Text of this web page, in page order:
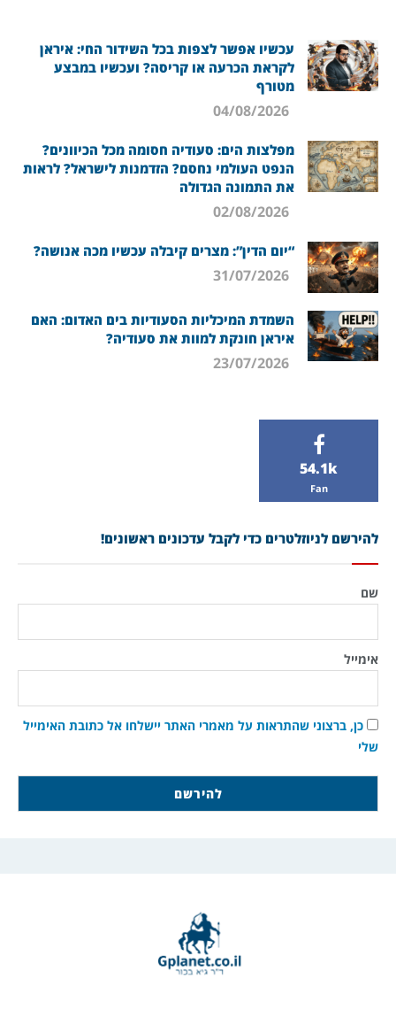
עכשיו אפשר לצפות בכל השידור החי: איראן
לקראת הכרעה או קריסה? ועכשיו במבצע
מטורף
מפלצות הים: סעודיה חסומה מכל הכיוונים?
הנפט העולמי נחסם? הזדמנות לישראל? לראות
את התמונה הגדולה
“יום הדין”: מצרים קיבלה עכשיו מכה אנושה?
השמדת המיכליות הסעודיות בים האדום: האם
איראן חונקת למוות את סעודיה?
54.1k
Fan
להירשם לניוזלטרים כדי לקבל עדכונים ראשונים!
שם
אימייל
כן, ברצוני שהתראות על מאמרי האתר יישלחו אל כתובת האימייל
שלי